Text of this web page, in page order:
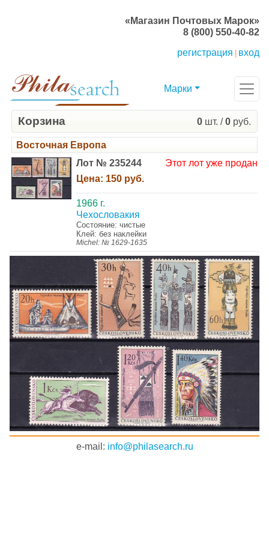
«Магазин Почтовых Марок»
8 (800) 550-40-82
регистрация
вход
Марки
Корзина 0 шт. /0 руб.
Восточная Европа
Лот № 235244
Цена: 150 руб.
Этот лот уже продан
1966 г.
Чехословакия
Состояние: чистые
Клей: без наклейки
Michel: № 1629-1635
e-mail: info@philasearch.ru